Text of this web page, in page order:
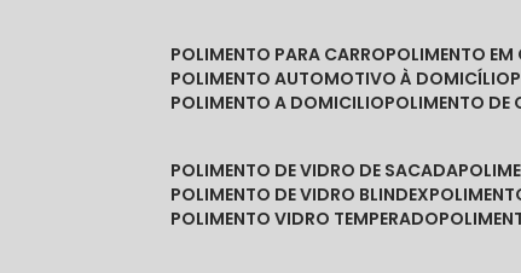
POLIMENTO PARA CARRO POLIMENTO
POLIMENTO AUTOMOTIVO À DOMICÍLIO
POLIMENTO A DOMICILIO POLIMENTO DE
POLIMENTO DE VIDRO DE SACADA
POLIMENTO DE VIDRO BLINDEX
POLIMENTO VIDRO TEMPERADO